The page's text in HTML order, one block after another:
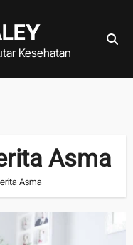
Kesehatan
Asma
Asma